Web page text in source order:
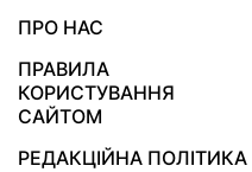
ПРО НАС
ПРАВИЛА
КОРИСТУВАННЯ
САЙТОМ
РЕДАКЦІЙНА ПОЛІТИКА